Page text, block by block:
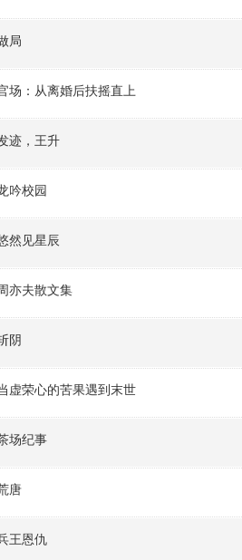
局
场：从离婚后扶摇直上
迹，王升
吟校园
然见星辰
亦夫散文集
阴
虚荣心的苦果遇到末世
场纪事
唐
王恩仇